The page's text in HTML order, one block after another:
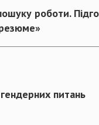
роботи.
питань